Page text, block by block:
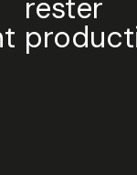
rester